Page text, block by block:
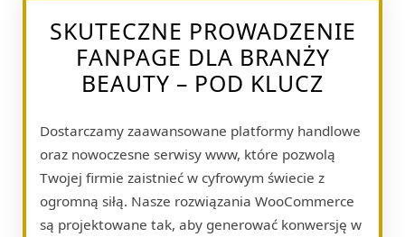
SKUTECZNE PROWADZENIE
FANPAGE DLA BRANŻY
BEAUTY – POD KLUCZ
Dostarczamy zaawansowane platformy handlowe
oraz nowoczesne serwisy www, które pozwolą
Twojej firmie zaistnieć w cyfrowym świecie z
ogromną siłą. Nasze rozwiązania WooCommerce
są projektowane tak, aby generować konwersję w